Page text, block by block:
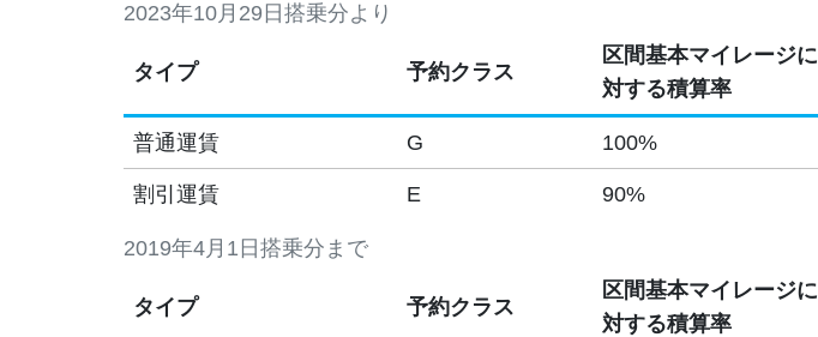
2023年10月29日搭乗分より
タイプ 予約クラス
区間基本マイレージに
対する積算率
普通運賃 G 100%
割引運賃 E 90%
2019年4月1日搭乗分まで
タイプ 予約クラス
区間基本マイレージに
対する積算率